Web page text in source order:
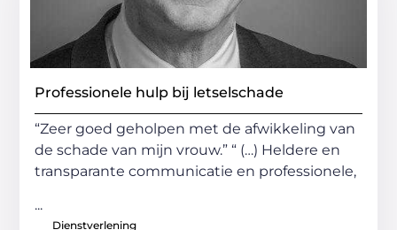
Professionele hulp bij letselschade
“Zeer goed geholpen met de afwikkeling van
de schade van mijn vrouw.” “ (…) Heldere en
transparante communicatie en professionele,
...
Dienstverlening